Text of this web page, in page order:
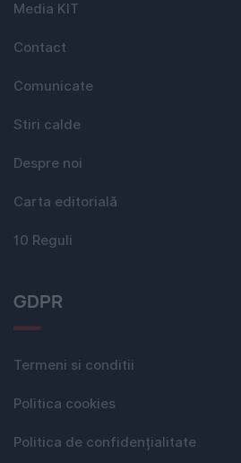
Media KIT
Contact
Comunicate
Stiri calde
Despre noi
Carta editorială
10 Reguli
GDPR
Termeni si conditii
Politica cookies
Politica de confidențialitate